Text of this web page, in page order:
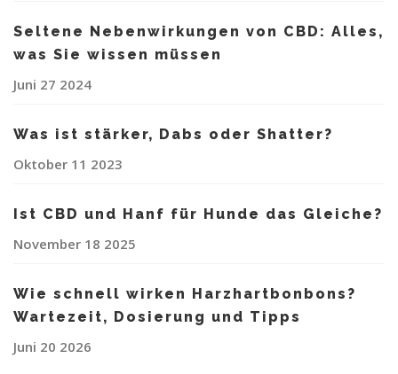
Seltene Nebenwirkungen von CBD: Alles,
was Sie wissen müssen
Juni 27 2024
Was ist stärker, Dabs oder Shatter?
Oktober 11 2023
Ist CBD und Hanf für Hunde das Gleiche?
November 18 2025
Wie schnell wirken Harzhartbonbons?
Wartezeit, Dosierung und Tipps
Juni 20 2026